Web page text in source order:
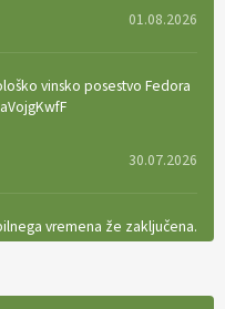
01.08.2026
vinsko posestvo Fedora
30.07.2026
vremena že zaključena.
TtKoOF5ENS